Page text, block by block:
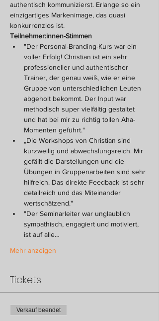
authentisch kommunizierst. Erlange so ein
einzigartiges Markenimage, das quasi
konkurrenzlos ist.
Teilnehmer:innen-Stimmen
"Der Personal-Branding-Kurs war ein
voller Erfolg! Christian ist ein sehr
professioneller und authentischer
Trainer, der genau weiß, wie er eine
Gruppe von unterschiedlichen Leuten
abgeholt bekommt. Der Input war
methodisch super vielfältig gestaltet
und hat bei mir zu richtig tollen Aha-
Momenten geführt."
„Die Workshops von Christian sind
kurzweilig und abwechslungsreich. Mir
gefällt die Darstellungen und die
Übungen in Gruppenarbeiten sind sehr
hilfreich. Das direkte Feedback ist sehr
detailreich und das Miteinander
wertschätzend."
"Der Seminarleiter war unglaublich
sympathisch, engagiert und motiviert,
ist auf alle…
Mehr anzeigen
Tickets
Verkauf beendet